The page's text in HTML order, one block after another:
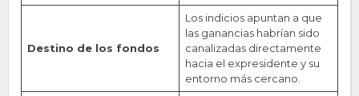
Destino de los fondos
Los indicios apuntan a que
las ganancias habrían sido
canalizadas directamente
hacia el expresidente y su
entorno más cercano.